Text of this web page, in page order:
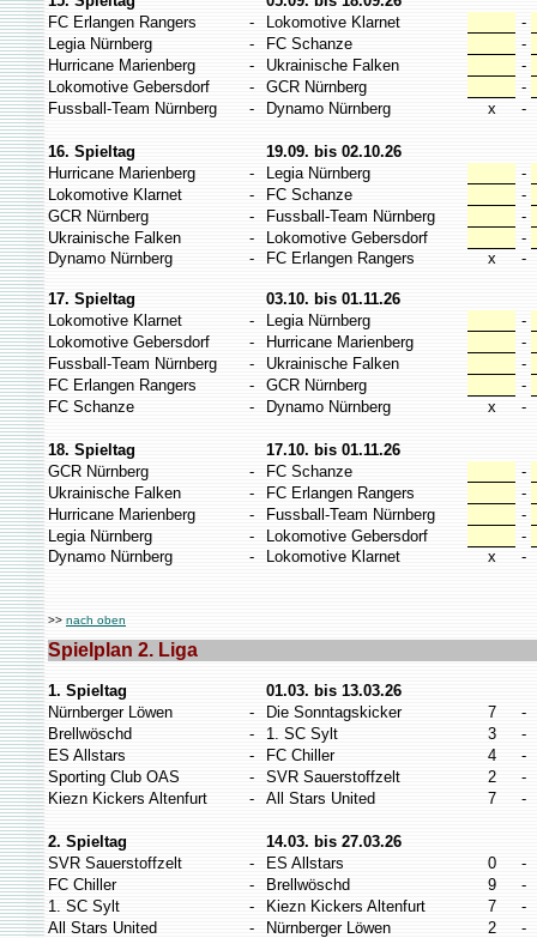
FC Erlangen Rangers
- Lokomotive Klarnet
-
Legia Nürnberg
- FC Schanze
-
Hurricane Marienberg
- Ukrainische Falken
-
Lokomotive Gebersdorf
- GCR Nürnberg
-
Fussball-Team Nürnberg
- Dynamo Nürnberg x -
16. Spieltag
19.09. bis 02.10.26
Hurricane Marienberg
- Legia Nürnberg
-
Lokomotive Klarnet
- FC Schanze
-
GCR Nürnberg
- Fussball-Team Nürnberg
-
Ukrainische Falken
- Lokomotive Gebersdorf
-
Dynamo Nürnberg
- FC Erlangen Rangers x -
17. Spieltag
03.10. bis 01.11.26
Lokomotive Klarnet
- Legia Nürnberg
-
Lokomotive Gebersdorf
- Hurricane Marienberg
-
Fussball-Team Nürnberg
- Ukrainische Falken
-
FC Erlangen Rangers
- GCR Nürnberg
-
FC Schanze
- Dynamo Nürnberg x -
18. Spieltag
17.10. bis 01.11.26
GCR Nürnberg
- FC Schanze
-
Ukrainische Falken
- FC Erlangen Rangers
-
Hurricane Marienberg
- Fussball-Team Nürnberg
-
Legia Nürnberg
- Lokomotive Gebersdorf
-
Dynamo Nürnberg
- Lokomotive Klarnet x -
>> nach oben
Spielplan 2. Liga
1. Spieltag
01.03. bis 13.03.26
Nürnberger Löwen
- Die Sonntagskicker 7
-
Brellwöschd
- 1. SC Sylt 3
-
ES Allstars
- FC Chiller 4
-
Sporting Club OAS
- SVR Sauerstoffzelt 2
-
Kiezn Kickers Altenfurt
- All Stars United 7 -
2. Spieltag
14.03. bis 27.03.26
SVR Sauerstoffzelt
- ES Allstars 0
-
FC Chiller
- Brellwöschd 9
-
1. SC Sylt
- Kiezn Kickers Altenfurt 7
-
All Stars United
- Nürnberger Löwen 2
-